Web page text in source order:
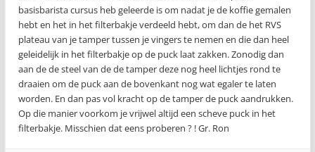
basisbarista cursus heb geleerde is om nadat je de koffie gemalen
hebt en het in het filterbakje verdeeld hebt, om dan de het RVS
plateau van je tamper tussen je vingers te nemen en die dan heel
geleidelijk in het filterbakje op de puck laat zakken. Zonodig dan
aan de de steel van de de tamper deze nog heel lichtjes rond te
draaien om de puck aan de bovenkant nog wat egaler te laten
worden. En dan pas vol kracht op de tamper de puck aandrukken.
Op die manier voorkom je vrijwel altijd een scheve puck in het
filterbakje. Misschien dat eens proberen ? ! Gr. Ron